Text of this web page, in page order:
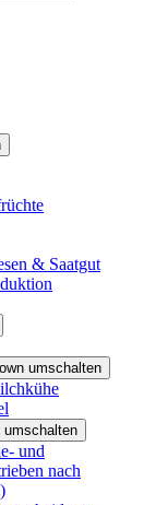
& Saatgut
umschalten
umschalten
und
nach